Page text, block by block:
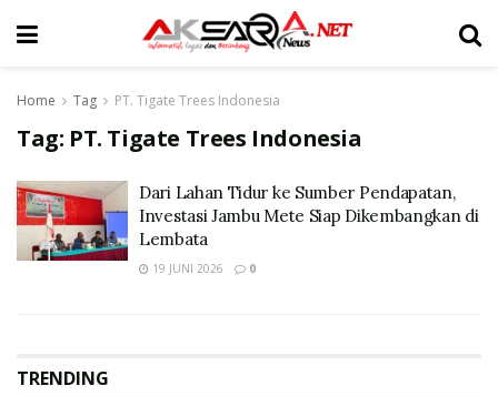
Home Tag PT. Tigate Trees Indonesia
Tag: PT. Tigate Trees Indonesia
Dari Lahan Tidur ke Sumber Pendapatan,
Investasi Jambu Mete Siap Dikembangkan di
Lembata
19 JUNI 2026 0
TRENDING